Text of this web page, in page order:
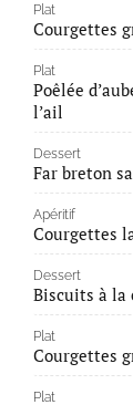
Plat
Courgettes
Plat
Poêlée
l’ail
Dessert
Far breton
Apéritif
Courgettes
Dessert
Biscuits à la
Plat
Courgettes
Plat